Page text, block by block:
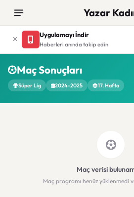
Yazar
Uygulamayı İndir
Haberleri anında takip edin
Maç Sonuçları
Süper Lig 2024-2025 17. Hafta
Maç verisi
Maç programı henüz yüklenmedi